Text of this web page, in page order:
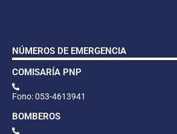
NÚMEROS DE EMERGENCIA
COMISARÍA PNP
Fono: 053-4613941
BOMBEROS